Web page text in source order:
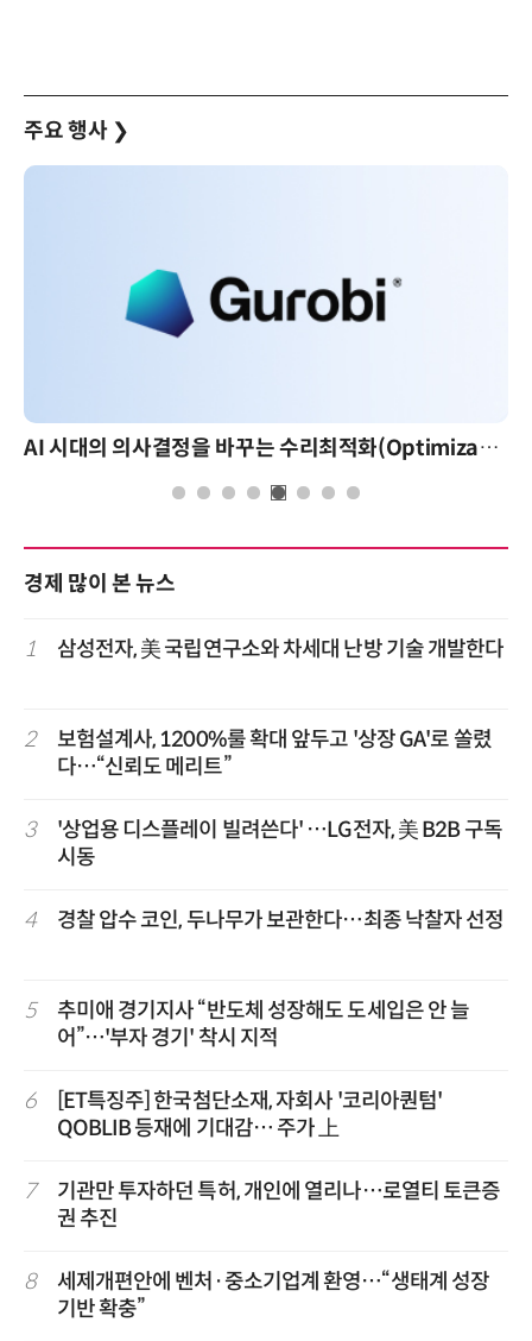
주요 행사 ❯
AI 시대의 의사결정을 바꾸는 수리최적화(Optimization): 실제 산업 적용 사례와 활용 전략 AI 핀옵스
경제 많이 본 뉴스
1 삼성전자, 美 국립연구소와 차세대 난방 기술 개발한다
2
보험설계사, 1200%룰 확대 앞두고 '상장 GA'로 쏠렸
다…“신뢰도 메리트”
3
'상업용 디스플레이 빌려쓴다' …LG전자, 美 B2B 구독
시동
4 경찰 압수 코인, 두나무가 보관한다…최종 낙찰자 선정
5
추미애 경기지사 “반도체 성장해도 도세입은 안 늘
어”…'부자 경기' 착시 지적
6
[ET특징주] 한국첨단소재, 자회사 '코리아퀀텀'
QOBLIB 등재에 기대감… 주가 上
7
기관만 투자하던 특허, 개인에 열리나…로열티 토큰증
권 추진
8
세제개편안에 벤처·중소기업계 환영…“생태계 성장
기반 확충”